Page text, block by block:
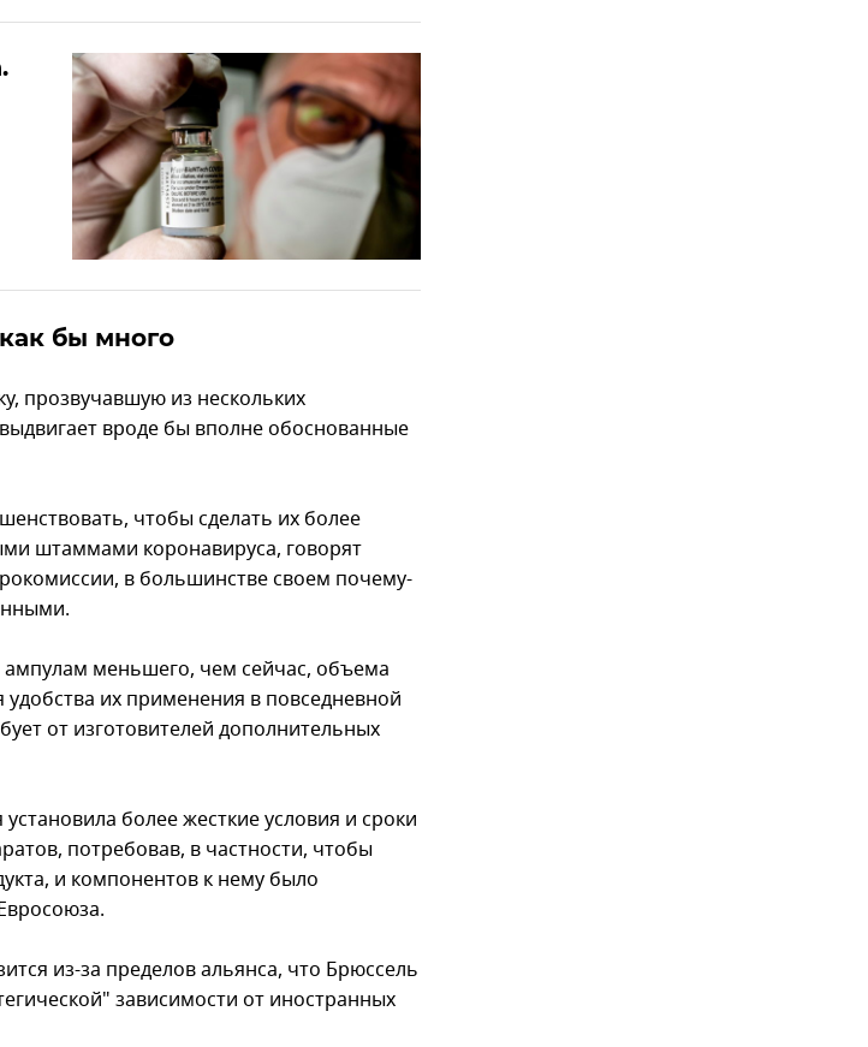
бы много
прозвучавшую из нескольких
вроде бы вполне обоснованные
чтобы сделать их более
штаммами коронавируса, говорят
в большинстве своем почему-
меньшего, чем сейчас, объема
удобства их применения в повседневной
от изготовителей дополнительных
более жесткие условия и сроки
потребовав, в частности, чтобы
и компонентов к нему было
из-за пределов альянса, что Брюссель
зависимости от иностранных